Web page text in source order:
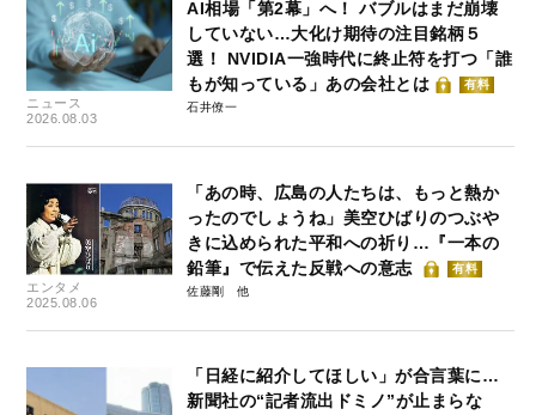
ニュース
2026.08.03
AI相場「第2幕」へ！ バブルはまだ崩壊
していない…大化け期待の注目銘柄５
選！ NVIDIA一強時代に終止符を打つ「誰
もが知っている」あの会社とは
有料
石井僚一
エンタメ
2025.08.06
「あの時、広島の人たちは、もっと熱か
ったのでしょうね」美空ひばりのつぶや
きに込められた平和への祈り…『一本の
鉛筆』で伝えた反戦への意志
有料
佐藤剛
「日経に紹介してほしい」が合言葉に…
新聞社の“記者流出ドミノ”が止まらな